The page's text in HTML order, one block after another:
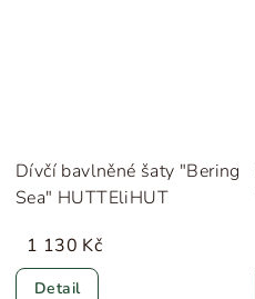
Dívčí bavlněné šaty "Bering
Sea" HUTTEliHUT
1 130 Kč
Detail